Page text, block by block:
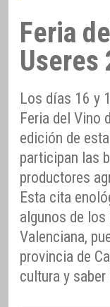
Feria
Useres
Los días 16 y
Feria del Vino
edición de
participan las
productores
Esta cita
algunos de los
Valenciana,
provincia de
cultura y saber